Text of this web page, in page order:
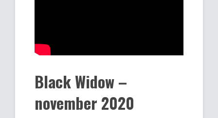
Black Widow –
november 2020